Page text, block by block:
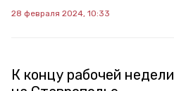
28 февраля 2024, 10:33
К концу рабочей недели